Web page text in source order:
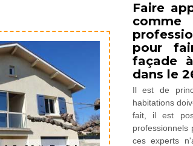
Faire
pour
façade
dans le
Il est de
habitations
fait, il est
professionnels
ces experts